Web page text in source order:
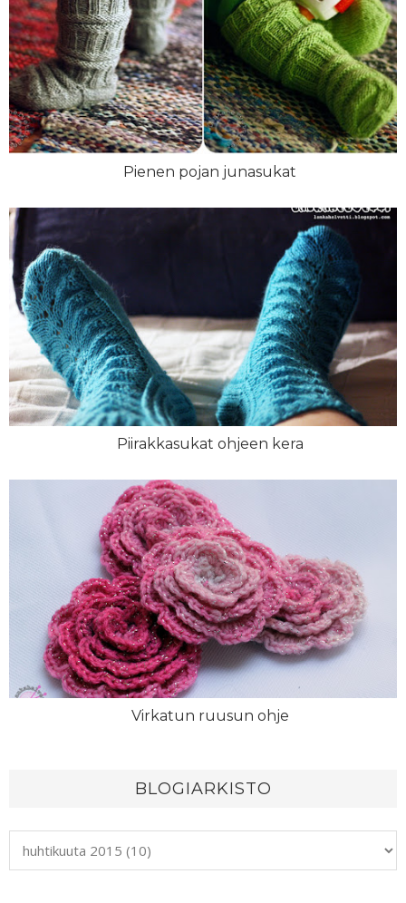
Pienen pojan junasukat
Piirakkasukat ohjeen kera
Virkatun ruusun ohje
BLOGIARKISTO